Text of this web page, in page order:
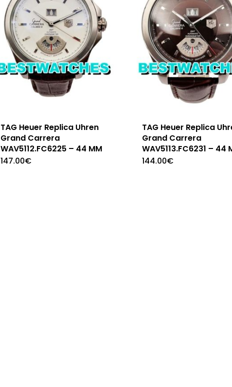
TAG Heuer Replica Uhren
Grand Carrera
WAV5112.FC6225 – 44 MM
147.00€
TAG Heuer Replica
Grand Carrera
WAV5113.FC6231 – 44
144.00€